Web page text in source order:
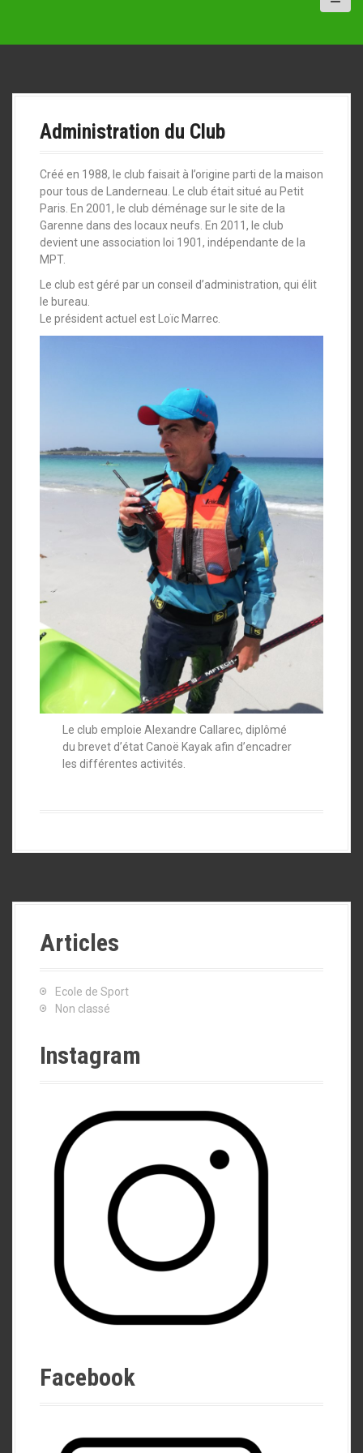
Administration du Club
Créé en 1988, le club faisait à l’origine parti de la maison
pour tous de Landerneau. Le club était situé au Petit
Paris. En 2001, le club déménage sur le site de la
Garenne dans des locaux neufs. En 2011, le club
devient une association loi 1901, indépendante de la
MPT.
Le club est géré par un conseil d’administration, qui élit
le bureau.
Le président actuel est Loïc Marrec.
Le club emploie Alexandre Callarec, diplômé
du brevet d’état Canoë Kayak afin d’encadrer
les différentes activités.
Articles
Ecole de Sport
Non classé
Instagram
Facebook